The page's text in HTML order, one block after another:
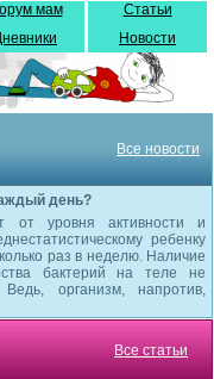
мам
Статьи
Новости
Все новости
день?
от уровня активности и
ребенку
раз в неделю. Наличие
бактерий на теле не
организм, напротив,
Все статьи